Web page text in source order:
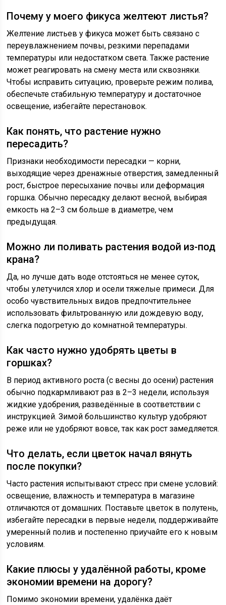
Почему у моего фикуса желтеют листья?
Желтение листьев у фикуса может быть связано с
переувлажнением почвы, резкими перепадами
температуры или недостатком света. Также растение
может реагировать на смену места или сквозняки.
Чтобы исправить ситуацию, проверьте режим полива,
обеспечьте стабильную температуру и достаточное
освещение, избегайте перестановок.
Как понять, что растение нужно
пересадить?
Признаки необходимости пересадки — корни,
выходящие через дренажные отверстия, замедленный
рост, быстрое пересыхание почвы или деформация
горшка. Обычно пересадку делают весной, выбирая
емкость на 2–3 см больше в диаметре, чем
предыдущая.
Можно ли поливать растения водой из-под
крана?
Да, но лучше дать воде отстояться не менее суток,
чтобы улетучился хлор и осели тяжелые примеси. Для
особо чувствительных видов предпочтительнее
использовать фильтрованную или дождевую воду,
слегка подогретую до комнатной температуры.
Как часто нужно удобрять цветы в
горшках?
В период активного роста (с весны до осени) растения
обычно подкармливают раз в 2–3 недели, используя
жидкие удобрения, разведённые в соответствии с
инструкцией. Зимой большинство культур удобряют
реже или не удобряют вовсе, так как рост замедляется.
Что делать, если цветок начал вянуть
после покупки?
Часто растения испытывают стресс при смене условий:
освещение, влажность и температура в магазине
отличаются от домашних. Поставьте цветок в полутень,
избегайте пересадки в первые недели, поддерживайте
умеренный полив и постепенно приучайте его к новым
условиям.
Какие плюсы у удалённой работы, кроме
экономии времени на дорогу?
Помимо экономии времени, удалёнка даёт